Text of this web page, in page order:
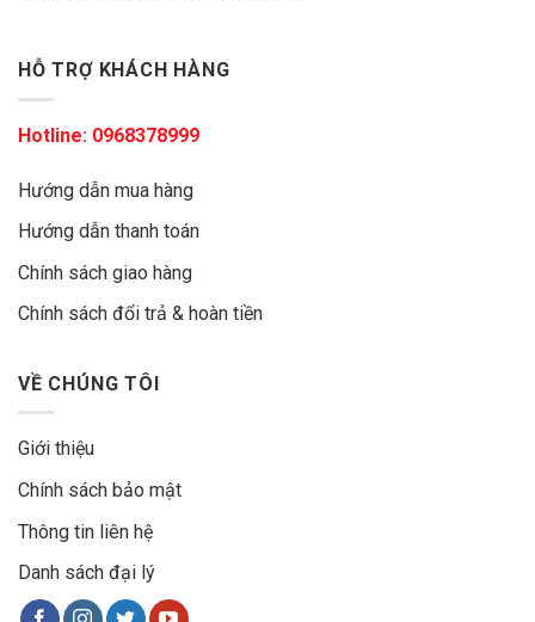
HỖ TRỢ KHÁCH HÀNG
Hotline: 0968378999
Hướng dẫn mua hàng
Hướng dẫn thanh toán
Chính sách giao hàng
Chính sách đổi trả & hoàn tiền
VỀ CHÚNG TÔI
Giới thiệu
Chính sách bảo mật
Thông tin liên hệ
Danh sách đại lý